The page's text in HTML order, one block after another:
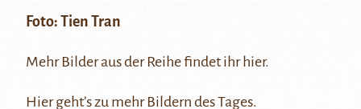
Foto: Tien Tran
Mehr Bilder aus der Reihe findet ihr hier.
Hiergeht’s zu mehr Bildern des Tages.